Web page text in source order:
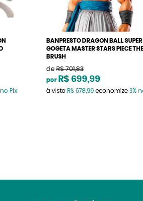
no Pix
BANPRESTO DRAGON BALL SUPER
GOGETA MASTER STARS PIECE THE
BRUSH
de R$ 701,83
por R$ 699,99
à vista R$ 678,99economize 3%